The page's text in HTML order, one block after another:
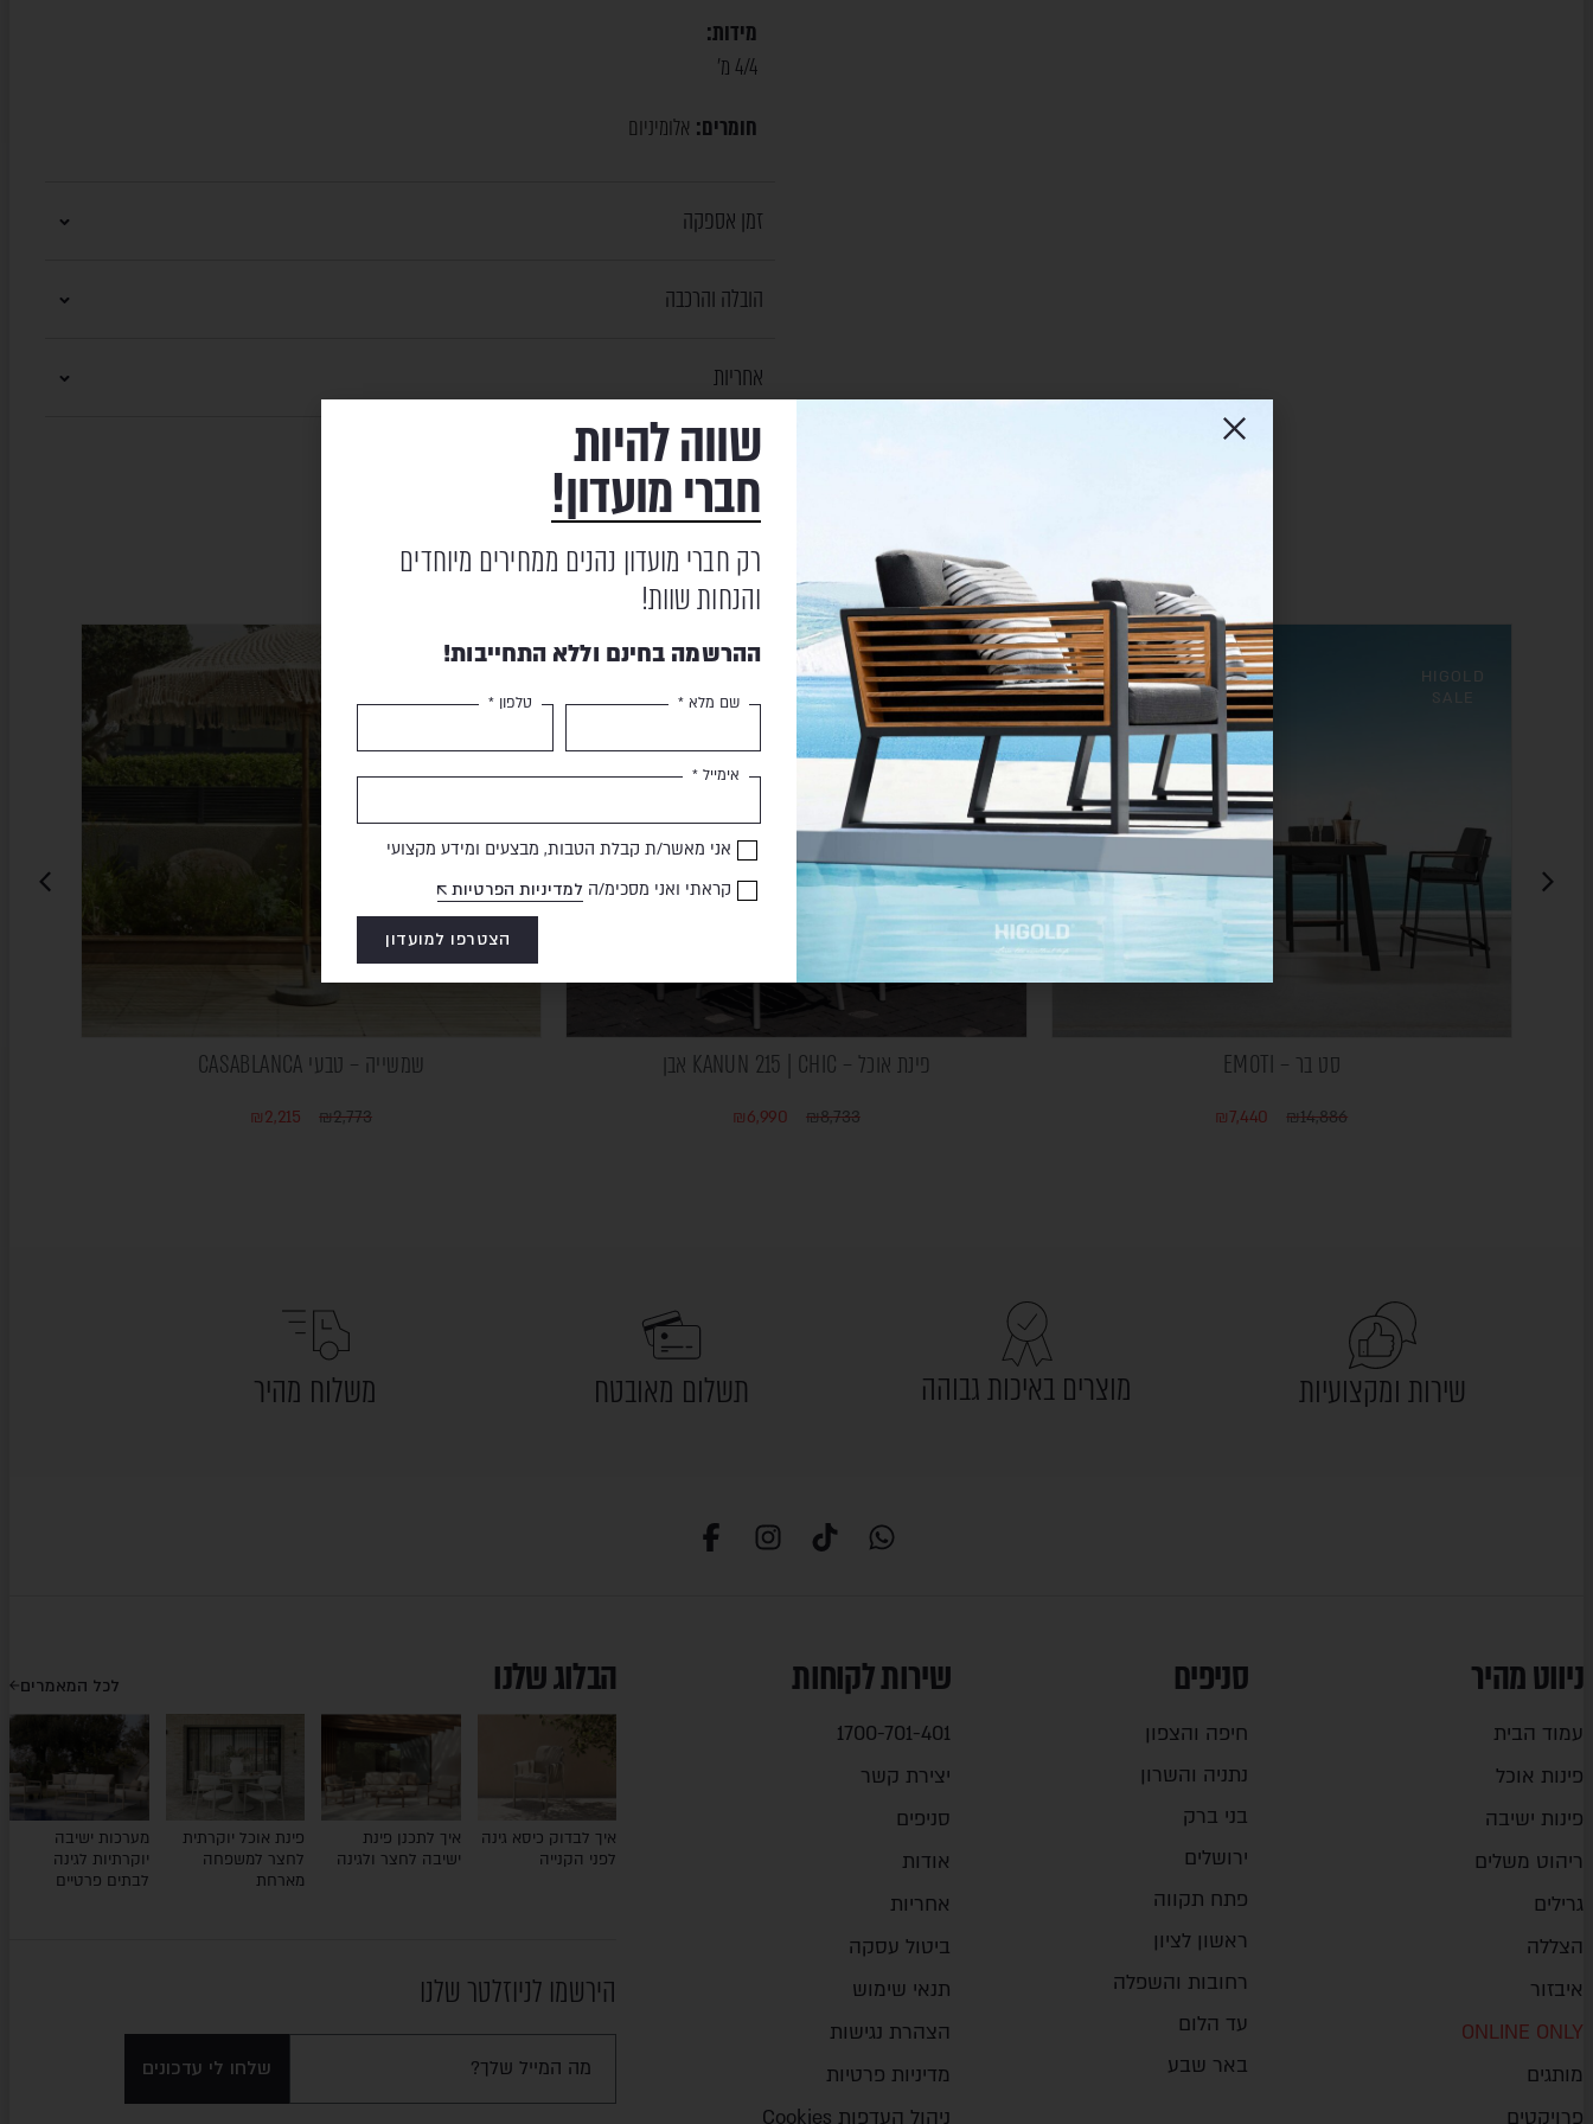
מידות:
4/4 מ'
חומרים: אלומיניום
זמן אספקה
הובלה והרכבה
אחריות
מוצרים נוספים שעשויים לעניין אותך
סט בר – EMOTI
₪14,886
₪7,440
HIGOLD
SALE
פינת אוכל – KANUN 215 | CHIC אבן
₪8,733
₪6,990
שמשייה – טבעי CASABLANCA
₪2,773
₪2,215
שירות ומקצועיות מוצרים באיכות גבוהה תשלום מאובטח משלוח מהיר
ניווט מהיר
עמוד הבית
פינות אוכל
פינות ישיבה
ריהוט משלים
גרילים
הצללה
איבזור
ONLINE ONLY
מותגים
פרויקטים
סניפים
חיפה והצפון
נתניה והשרון
בני ברק
ירושלים
פתח תקווה
ראשון לציון
רחובות והשפלה
עד הלום
באר שבע
שירות לקוחות
1700-701-401
יצירת קשר
סניפים
אודות
אחריות
ביטול עסקה
תנאי שימוש
הצהרת נגישות
מדיניות פרטיות
ניהול העדפות Cookies
הבלוג שלנו לכל המאמרים
איך לבדוק כיסא גינה
לפני הקנייה
איך לתכנן פינת
ישיבה לחצר ולגינה
פינת אוכל יוקרתית
לחצר למשפחה
מארחת
מערכות ישיבה
יוקרתיות לגינה
לבתים פרטיים
הירשמו לניוזלטר שלנו
שלחו לי עדכונים
שווה להיות
חברי מועדון!
רק חברי מועדון נהנים ממחירים מיוחדים
והנחות שוות!
ההרשמה בחינם וללא התחייבות!
שם מלא * טלפון *
אימייל *
אני מאשר/ת קבלת הטבות, מבצעים ומידע מקצועי
קראתי ואני מסכימ/ה למדיניות הפרטיות
הצטרפו למועדון